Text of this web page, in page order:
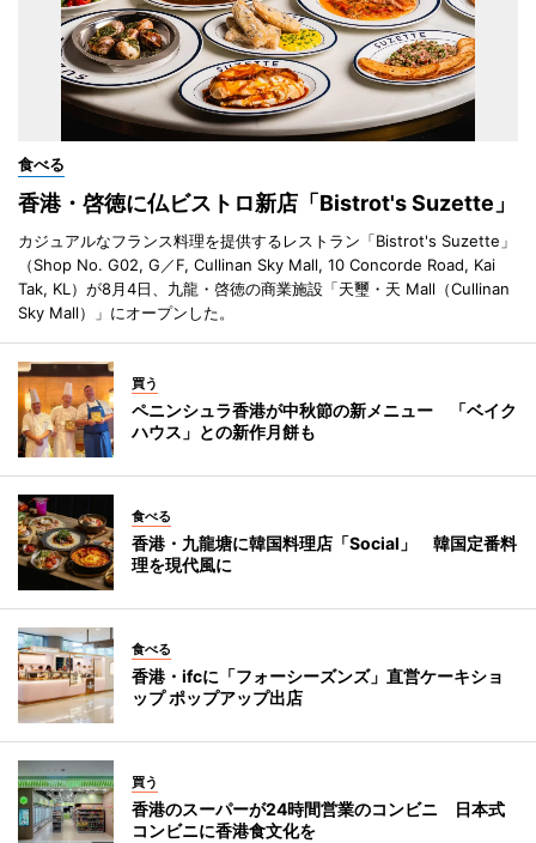
食べる
香港・啓徳に仏ビストロ新店「Bistrot's Suzette」
カジュアルなフランス料理を提供するレストラン「Bistrot's Suzette」
（Shop No. G02, G／F, Cullinan Sky Mall, 10 Concorde Road, Kai
Tak, KL）が8月4日、九龍・啓徳の商業施設「天璽・天 Mall（Cullinan
Sky Mall）」にオープンした。
買う
ペニンシュラ香港が中秋節の新メニュー 「ベイク
ハウス」との新作月餅も
食べる
香港・九龍塘に韓国料理店「Social」 韓国定番料
理を現代風に
食べる
香港・ifcに「フォーシーズンズ」直営ケーキショ
ップ ポップアップ出店
買う
香港のスーパーが24時間営業のコンビニ 日本式
コンビニに香港食文化を